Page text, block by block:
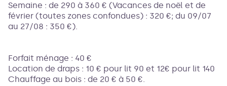
Semaine : de 290 à 360 € (Vacances de noël et de
février (toutes zones confondues) : 320 €; du 09/07
au 27/08 : 350 €).
Forfait ménage : 40 €
Location de draps : 10 € pour lit 90 et 12€ pour lit 140
Chauffage au bois : de 20 € à 50 €.